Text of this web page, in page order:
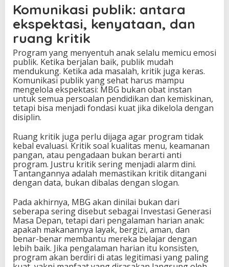
Komunikasi publik: antara
ekspektasi, kenyataan, dan
ruang kritik
Program yang menyentuh anak selalu memicu emosi
publik. Ketika berjalan baik, publik mudah
mendukung. Ketika ada masalah, kritik juga keras.
Komunikasi publik yang sehat harus mampu
mengelola ekspektasi: MBG bukan obat instan
untuk semua persoalan pendidikan dan kemiskinan,
tetapi bisa menjadi fondasi kuat jika dikelola dengan
disiplin.
Ruang kritik juga perlu dijaga agar program tidak
kebal evaluasi. Kritik soal kualitas menu, keamanan
pangan, atau pengadaan bukan berarti anti
program. Justru kritik sering menjadi alarm dini.
Tantangannya adalah memastikan kritik ditangani
dengan data, bukan dibalas dengan slogan.
Pada akhirnya, MBG akan dinilai bukan dari
seberapa sering disebut sebagai Investasi Generasi
Masa Depan, tetapi dari pengalaman harian anak:
apakah makanannya layak, bergizi, aman, dan
benar-benar membantu mereka belajar dengan
lebih baik. Jika pengalaman harian itu konsisten,
program akan berdiri di atas legitimasi yang paling